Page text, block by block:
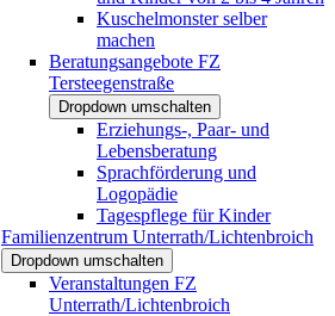
Kuschelmonster selber
machen
Beratungsangebote FZ
Tersteegenstraße
Dropdown umschalten
Erziehungs-, Paar- und
Lebensberatung
Sprachförderung und
Logopädie
Tagespflege für Kinder
Familienzentrum Unterrath/Lichtenbroich
Dropdown umschalten
Veranstaltungen FZ
Unterrath/Lichtenbroich